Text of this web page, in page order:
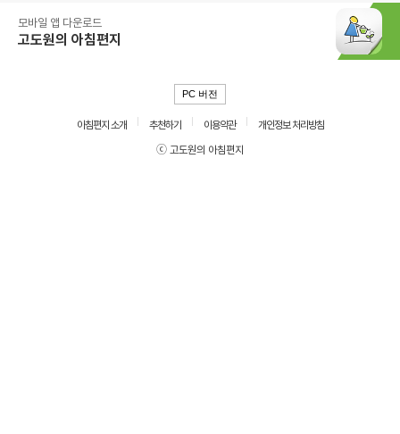
모바일 앱 다운로드
고도원의 아침편지
PC 버전
아침편지 소개 추천하기 이용약관
개인정보 처리방침
ⓒ 고도원의 아침편지